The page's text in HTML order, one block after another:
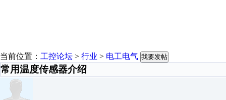
当前位置： 工控论坛 > 行业 > 电工电气 我要发帖
常用温度传感器介绍